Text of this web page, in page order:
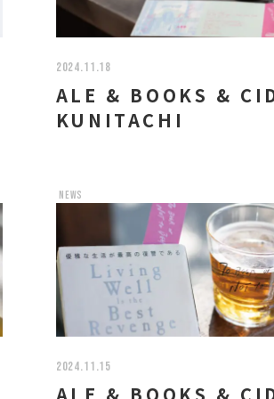
2024.11.18
ALE & BOOKS &
KUNITACHI
news
2024.11.15